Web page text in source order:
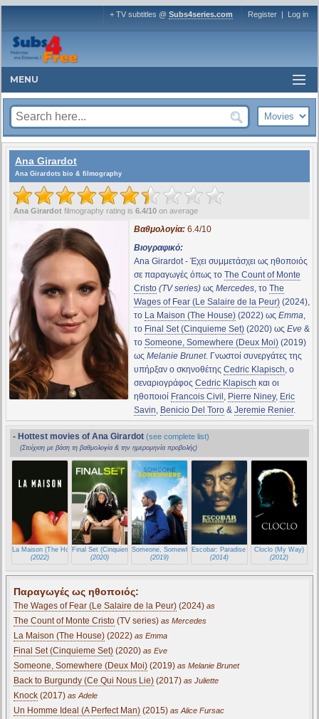
+ TV subtitles @ Subs4series.com Register | Log in
MENU
Ana Girardot
Ana Girardots bio & filmography
Ana Girardot filmography rating is 6.4/10 on average
Βαθμολογία:6.4/10
Βιογραφικό:
Ana Girardot - Έχει συμμετάσχει ως ηθοποιός
σε παραγωγές όπως το The Count of Monte
Cristo (TV series)ως Mercedes, το The
Wages of Fear (Le Salaire de la Peur)(2024),
το La Maison (The House)(2022) ως Emma,
το Final Set (Cinquieme Set)(2020) ως Eve&
το Someone, Somewhere (Deux Moi)(2019)
ως Melanie Brunet. Γνωστοί συνεργάτες της
υπήρξαν ο σκηνοθέτης Cedric Klapisch, ο
σεναριογράφος Cedric Klapisch και οι
ηθοποιοί Francois Civil , Pierre Niney, Eric
Savin, Benicio Del Toro& Jeremie Renier.
- Hottest movies of Ana Girardot (see complete list)
(Στοίχιση με βάση τη βαθμολογία & την ημερομηνία προβολής)
La Maison (The House)
(2022)
Final Set (Cinquieme Set)
(2020)
Someone, Somewhere (Deux Moi)
(2019)
Escobar: Paradise Lost
(2014)
Cloclo (My Way)
(2012)
Παραγωγές ως ηθοποιός:
The Wages of Fear (Le Salaire de la Peur) (2024) as
The Count of Monte Cristo (TV series) as Mercedes
La Maison (The House) (2022) as Emma
Final Set (Cinquieme Set) (2020) as Eve
Someone, Somewhere (Deux Moi) (2019) as Melanie Brunet
Back to Burgundy (Ce Qui Nous Lie) (2017) as Juliette
Knock (2017) as Adele
Un Homme Ideal (A Perfect Man) (2015) as Alice Fursac